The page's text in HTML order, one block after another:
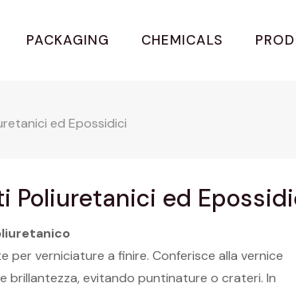
PACKAGING CHEMICALS
ed Epossidici
Poliuretanici ed
per verniciature a finire. Conferisce alla vernice
brillantezza, evitando puntinature o crateri. In